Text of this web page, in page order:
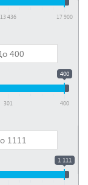
13 436 17 900
400
301 400
1 111